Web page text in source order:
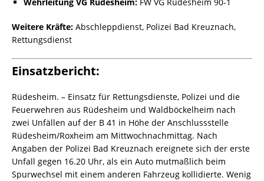
Weitere Kräfte: Abschleppdienst, Polizei Bad Kreuznach,
Rettungsdienst
Einsatzbericht:
Rüdesheim. – Einsatz für Rettungsdienste, Polizei und die
Feuerwehren aus Rüdesheim und Waldböckelheim nach
zwei Unfällen auf der B 41 in Höhe der Anschlussstelle
Rüdesheim/Roxheim am Mittwochnachmittag. Nach
Angaben der Polizei Bad Kreuznach ereignete sich der erste
Unfall gegen 16.20 Uhr, als ein Auto mutmaßlich beim
Spurwechsel mit einem anderen Fahrzeug kollidierte. Wenig